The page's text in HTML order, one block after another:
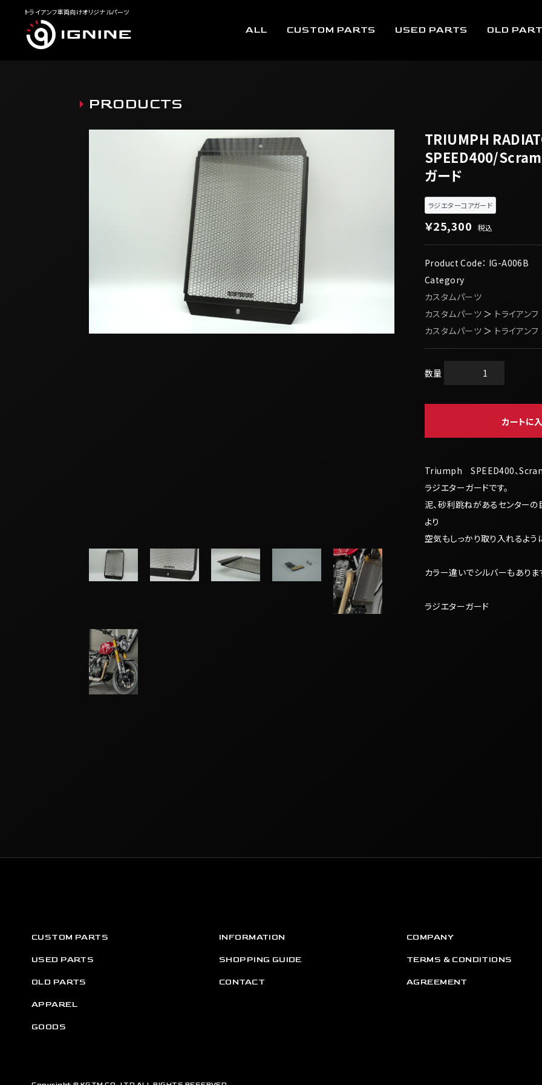
トライアンフ車両向けオリジナルパーツ
ALL CUSTOM PARTS USED PARTS OLD
PRODUCTS
TRIUMPH
SPEED400/
ガード
ラジエターコアガード
￥25,300 税込
Product Code： IG-A006B
Category
カスタムパーツ
カスタムパーツ ＞ トライアンフ
カスタムパーツ ＞ トライアンフ
数量
カートに
Triumph SPEED400、
ラジエターガードです。
泥、砂利跳ねがあるセンター
より
空気もしっかり取り入れるよう
カラー違いでシルバーもありま
ラジエターガード
CUSTOM PARTS
USED PARTS
OLD PARTS
APPAREL
GOODS
INFORMATION
SHOPPING GUIDE
CONTACT
COMPANY
TERMS & CONDITIONS
AGREEMENT